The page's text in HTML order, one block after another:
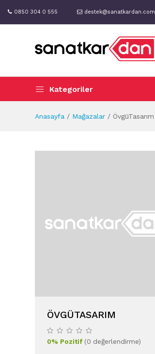
0850 304 0 555 destek@sanatkardan.com
Kategoriler
Anasayfa Mağazalar ÖvgüTasarım
ÖVGÜTASARIM
0% Pozitif(0 değerlendirme)